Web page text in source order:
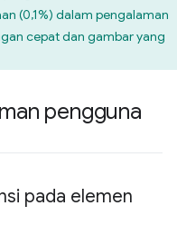
(0,1%) dalam pengalaman
cepat dan gambar yang
pengguna
pada elemen